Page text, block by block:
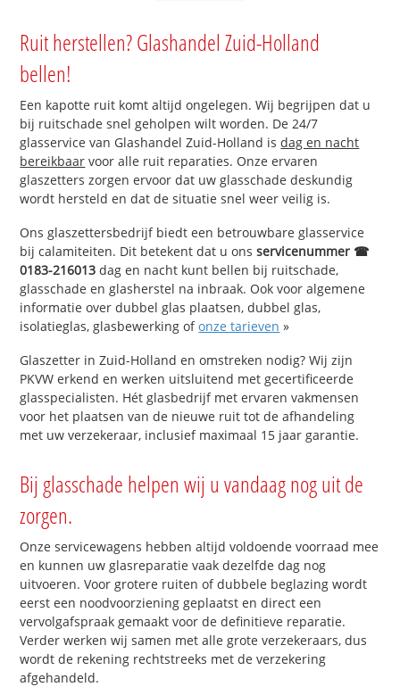
Ruit herstellen? Glashandel Zuid-Holland
bellen!
Een kapotte ruit komt altijd ongelegen. Wij begrijpen dat u
bij ruitschade snel geholpen wilt worden. De 24/7
glasservice van Glashandel Zuid-Holland isdag en nacht
bereikbaar voor alle ruit reparaties. Onze ervaren
glaszetters zorgen ervoor dat uw glasschade deskundig
wordt hersteld en dat de situatie snel weer veilig is.
Ons glaszettersbedrijf biedt een betrouwbare glasservice
bij calamiteiten. Dit betekent dat u onsservicenummer ☎
0183-216013 dag en nacht kunt bellen bij ruitschade,
glasschade en glasherstel na inbraak. Ook voor algemene
informatie over dubbel glas plaatsen, dubbel glas,
isolatieglas, glasbewerking ofonze tarieven »
Glaszetter in Zuid-Holland en omstreken nodig? Wij zijn
PKVW erkend en werken uitsluitend met gecertificeerde
glasspecialisten. Hét glasbedrijf met ervaren vakmensen
voor het plaatsen van de nieuwe ruit tot de afhandeling
met uw verzekeraar, inclusief maximaal 15 jaar garantie.
Bij glasschade helpen wij u vandaag nog uit de
zorgen.
Onze servicewagens hebben altijd voldoende voorraad mee
en kunnen uw glasreparatie vaak dezelfde dag nog
uitvoeren. Voor grotere ruiten of dubbele beglazing wordt
eerst een noodvoorziening geplaatst en direct een
vervolgafspraak gemaakt voor de definitieve reparatie.
Verder werken wij samen met alle grote verzekeraars, dus
wordt de rekening rechtstreeks met de verzekering
afgehandeld.